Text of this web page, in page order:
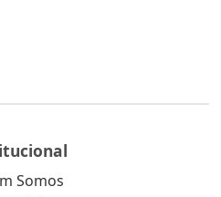
Somos